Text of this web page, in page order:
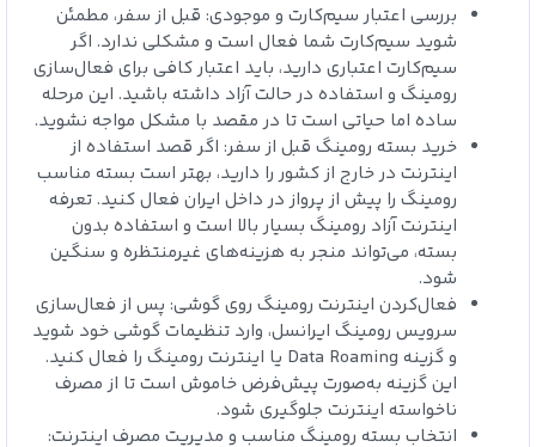
بررسی اعتبار سیم‌کارت و موجودی: قبل از سفر، مطمئن
شوید سیم‌کارت شما فعال است و مشکلی ندارد. اگر
سیم‌کارت اعتباری دارید، باید اعتبار کافی برای فعال‌سازی
رومینگ و استفاده در حالت آزاد داشته باشید. این مرحله
ساده اما حیاتی است تا در مقصد با مشکل مواجه نشوید.
خرید بسته رومینگ قبل از سفر: اگر قصد استفاده از
اینترنت در خارج از کشور را دارید، بهتر است بسته مناسب
رومینگ را پیش از پرواز در داخل ایران فعال کنید. تعرفه
اینترنت آزاد رومینگ بسیار بالا است و استفاده بدون
بسته، می‌تواند منجر به هزینه‌های غیرمنتظره و سنگین
شود.
فعال‌کردن اینترنت رومینگ روی گوشی: پس از فعال‌سازی
سرویس رومینگ ایرانسل، وارد تنظیمات گوشی خود شوید
و گزینه Data Roaming یا اینترنت رومینگ را فعال کنید.
این گزینه به‌صورت پیش‌فرض خاموش است تا از مصرف
ناخواسته اینترنت جلوگیری شود.
انتخاب بسته رومینگ مناسب و مدیریت مصرف اینترنت: